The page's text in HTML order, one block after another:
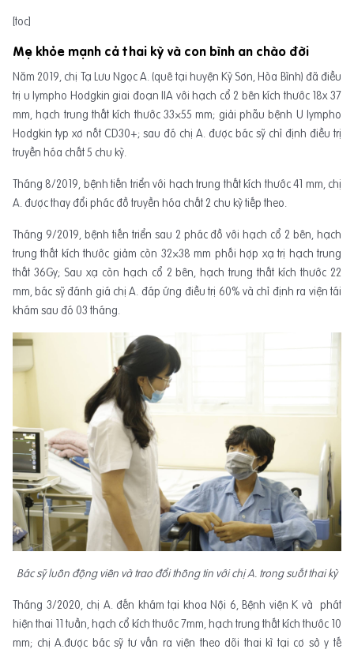
[toc]
Mẹ khỏe mạnh cả thai kỳ và con bình an chào đời
Năm 2019, chị Tạ Lưu Ngọc A. (quê tại huyện Kỳ Sơn, Hòa Bình) đã điều
trị u lympho Hodgkin giai đoạn IIA với hạch cổ 2 bên kích thước 18x 37
mm, hạch trung thất kích thước 33×55 mm; giải phẫu bệnh U lympho
Hodgkin typ xơ nốt CD30+; sau đó chị A. được bác sỹ chỉ định điều trị
truyền hóa chất 5 chu kỳ.
Tháng 8/2019, bệnh tiến triển với hạch trung thất kích thước 41 mm, chị
A. được thay đổi phác đồ truyền hóa chất 2 chu kỳ tiếp theo.
Tháng 9/2019, bệnh tiến triển sau 2 phác đồ với hạch cổ 2 bên, hạch
trung thất kích thước giảm còn 32×38 mm phối hợp xạ trị hạch trung
thất 36Gy; Sau xạ còn hạch cổ 2 bên, hạch trung thất kích thước 22
mm, bác sỹ đánh giá chị A. đáp ứng điều trị 60% và chỉ định ra viện tái
khám sau đó 03 tháng.
Bác sỹ luôn động viên và trao đổi thông tin với chị A. trong suốt thai kỳ
Tháng 3/2020, chị A. đến khám tại khoa Nội 6, Bệnh viện K và phát
hiện thai 11 tuần, hạch cổ kích thước 7mm, hạch trung thất kích thước 10
mm; chị A.được bác sỹ tư vấn ra viện theo dõi thai kì tại cơ sở y tế